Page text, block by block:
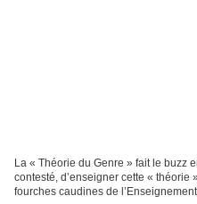
La « Théorie du Genre » fait le buzz
contesté, d’enseigner cette «
fourches caudines de